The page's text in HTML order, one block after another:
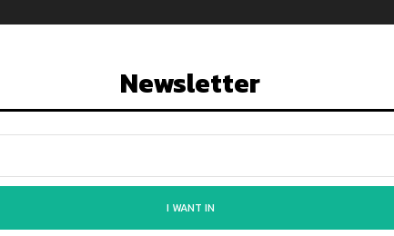
Newsletter
I WANT IN